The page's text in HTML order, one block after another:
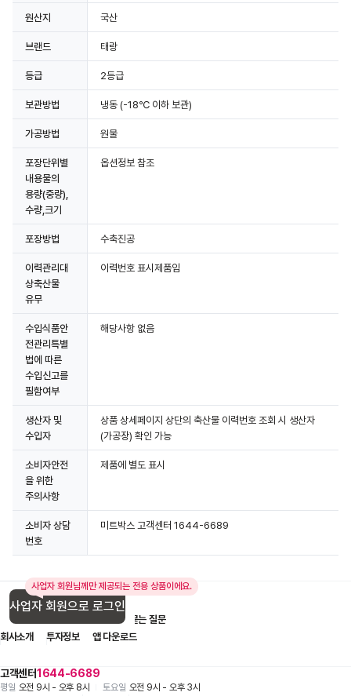
원산지 국산
브랜드 태랑
등급 2등급
보관방법 냉동 (-18℃ 이하 보관)
가공방법 원물
포장단위별
내용물의
용량(중량),
수량,크기
옵션정보 참조
포장방법 수축진공
이력관리대
상축산물
유무
이력번호 표시제품임
수입식품안
전관리특별
법에 따른
수입신고를
필함여부
해당사항 없음
생산자 및
수입자
상품 상세페이지 상단의 축산물 이력번호 조회 시 생산자
(가공장) 확인 가능
소비자안전
을 위한
주의사항
제품에 별도 표시
소비자 상담
번호
미트박스 고객센터 1644-6689
사업자 회원님께만 제공되는 전용 상품이에요.
사업자 회원으로 로그인
고객센터1644-6689
평일 오전 9시 - 오후 8시 토요일 오전 9시 - 오후 3시
입점 제휴 문의
자주 묻는 질문
회사소개
투자정보 앱 다운로드